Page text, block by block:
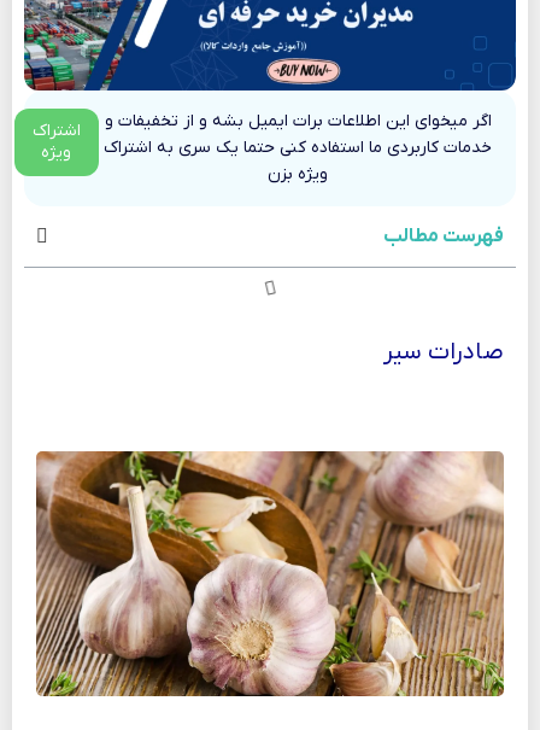
اگر میخوای این اطلاعات برات ایمیل بشه و از تخفیفات و
خدمات کاربردی ما استفاده کنی حتما یک سری به اشتراک
ویژه بزن
اشتراک
ویژه
فهرست مطالب
صادرات سیر